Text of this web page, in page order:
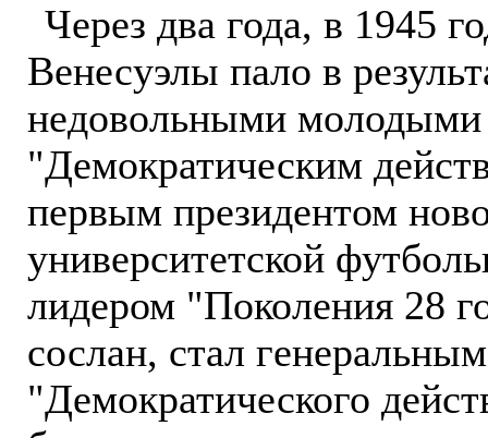
Через два года, в 1945
Венесуэлы пало в
недовольными
"Демократическим
первым президентом
университетской
лидером "Поколения 28
сослан, стал
"Демократического